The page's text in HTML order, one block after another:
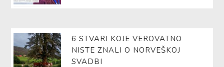
6 STVARI KOJE VEROVATNO
NISTE ZNALI O NORVEŠKOJ
SVADBI